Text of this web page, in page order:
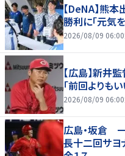
【DeNA】熊
勝利に「元気
2026/08/09 06:00
【広島】新井
「前回よりも
2026/08/09 06:00
広島・坂倉
長十二回サヨ